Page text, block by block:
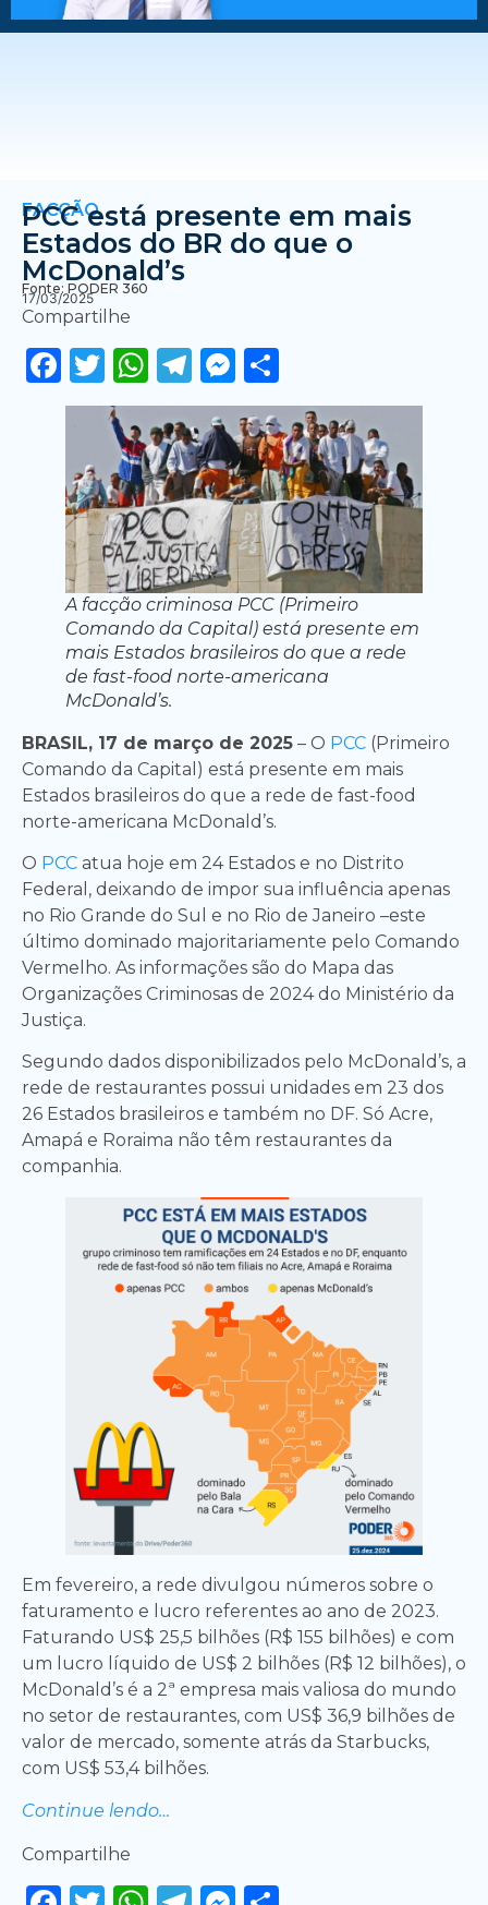
FACÇÃO
PCC está presente em mais
Estados do BR do que o
McDonald’s
Fonte: PODER 360
17/03/2025
Compartilhe
Facebook
Twitter
WhatsApp
Telegram
Messenger
A facção criminosa PCC (Primeiro
Comando da Capital) está presente em
mais Estados brasileiros do que a rede
de fast-food norte-americana
McDonald’s.
BRASIL, 17 de março de 2025 – O PCC (Primeiro
Comando da Capital) está presente em mais
Estados brasileiros do que a rede de fast-food
norte-americana McDonald’s.
O PCC atua hoje em 24 Estados e no Distrito
Federal, deixando de impor sua influência apenas
no Rio Grande do Sul e no Rio de Janeiro –este
último dominado majoritariamente pelo Comando
Vermelho. As informações são do Mapa das
Organizações Criminosas de 2024 do Ministério da
Justiça.
Segundo dados disponibilizados pelo McDonald’s, a
rede de restaurantes possui unidades em 23 dos
26 Estados brasileiros e também no DF. Só Acre,
Amapá e Roraima não têm restaurantes da
companhia.
Em fevereiro, a rede divulgou números sobre o
faturamento e lucro referentes ao ano de 2023.
Faturando US$ 25,5 bilhões (R$ 155 bilhões) e com
um lucro líquido de US$ 2 bilhões (R$ 12 bilhões), o
McDonald’s é a 2ª empresa mais valiosa do mundo
no setor de restaurantes, com US$ 36,9 bilhões de
valor de mercado, somente atrás da Starbucks,
com US$ 53,4 bilhões.
Continue lendo…
Compartilhe